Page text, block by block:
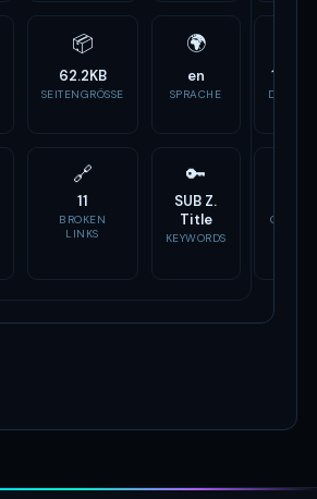
📦
62.2KB
SEITENGRÖSSE
🌍
en
SPRACHE
11J 6M
🔗
11
BROKEN
LINKS
🔑
SUB Z.
Title
KEYWORDS
OG